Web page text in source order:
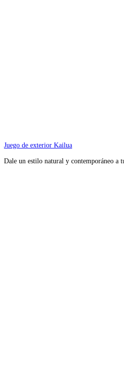
Juego de exterior Kailua
Dale un estilo natural y contemporáneo a